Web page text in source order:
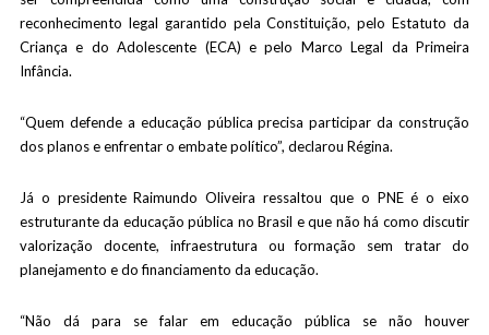
reconhecimento legal garantido pela Constituição, pelo Estatuto da
Criança e do Adolescente (ECA) e pelo Marco Legal da Primeira
Infância.
“Quem defende a educação pública precisa participar da construção
dos planos e enfrentar o embate político”, declarou Régina.
Já o presidente Raimundo Oliveira ressaltou que o PNE é o eixo
estruturante da educação pública no Brasil e que não há como discutir
valorização docente, infraestrutura ou formação sem tratar do
planejamento e do financiamento da educação.
“Não dá para se falar em educação pública se não houver